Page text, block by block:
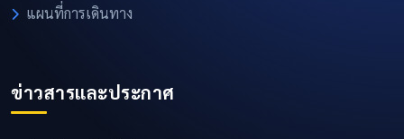
แผนที่การเดินทาง
ข่าวสารและประกาศ